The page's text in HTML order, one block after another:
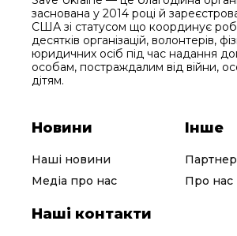
заснована у 2014 році й
США зі статусом що координує
десятків організацій, волонтерів,
юридичних осіб під час надання
особам, постраждалим від війни,
дітям.
Новини
Наші новини
Медіа про нас
Інше
Про нас
Наші контакти